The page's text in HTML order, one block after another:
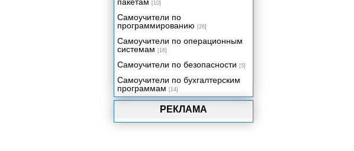
РЕКЛАМА
[10]
Самоучители по
программированию [26]
Самоучители по операционным
системам [16]
Самоучители по безопасности [5]
Самоучители по бухгалтерским
программам [14]